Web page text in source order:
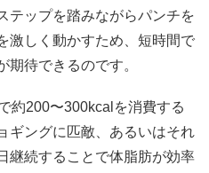
テップを踏みながらパンチを
激しく動かすため、短時間で
期待できるのです。
約200〜300kcalを消費する
ギングに匹敵、あるいはそれ
継続することで体脂肪が効率